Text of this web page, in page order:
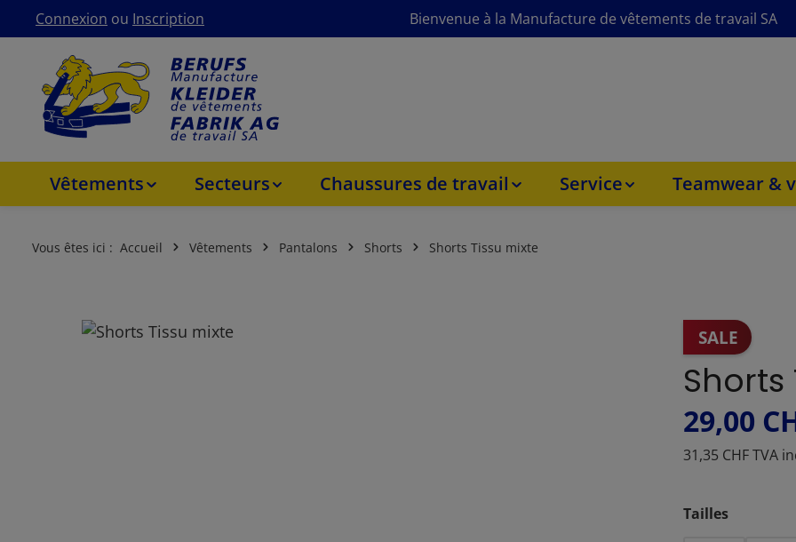
au contenu principal
Passer à la navigation principale
Connexion ou Inscription Bienvenue à la Manufacture de vêtements de travail SA
Vêtements Secteurs Chaussures de travail Service Teamwear &
Vous êtes ici : Accueil Vêtements Pantalons Shorts Shorts Tissu mixte
Ignorer la galerie d'images SALE
Shorts
29,00
31,35 CHF TVA
Sélectionnez
Tailles